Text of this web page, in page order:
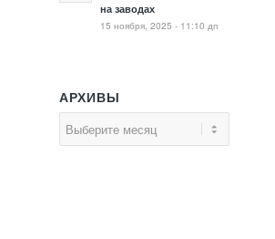
на заводах
15 ноября, 2025 - 11:10 дп
АРХИВЫ